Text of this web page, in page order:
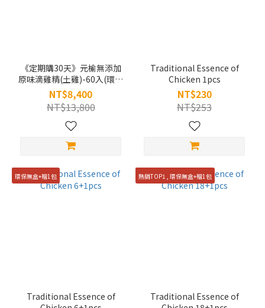
《定期購30天》元榆無添加
原味滴雞精(土雞)-60入(環保
無盒)
NT$8,400
NT$13,800
Traditional Essence of
Chicken 1pcs
NT$230
NT$253
環保無盒+贈1包
Traditional Essence of
熱銷TOP1 , 環保無盒+贈1包
Traditional Essence of